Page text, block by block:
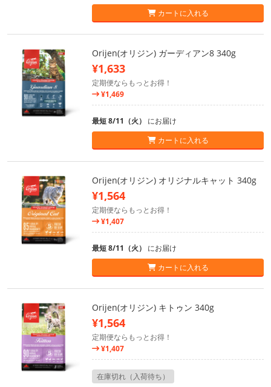
カートに入れる
Orijen(オリジン) ガーディアン8 340g
¥1,633
定期便ならもっとお得！
¥1,469
最短 8/11（火） にお届け
カートに入れる
Orijen(オリジン) オリジナルキャット 340g
¥1,564
定期便ならもっとお得！
¥1,407
最短 8/11（火） にお届け
カートに入れる
Orijen(オリジン) キトゥン 340g
¥1,564
定期便ならもっとお得！
¥1,407
在庫切れ（入荷待ち）